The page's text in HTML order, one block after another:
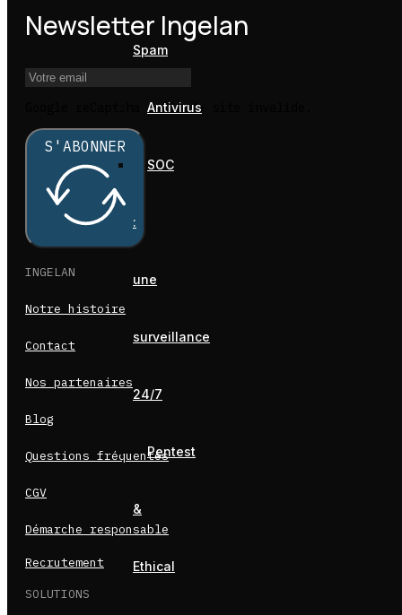
Spam
Antivirus
SOC
:
une
surveillance
24/7
Pentest
&
Ethical
Newsletter Ingelan
Google reCaptcha : Clé de site invalide.
S'ABONNER
INGELAN
Notre histoire
Contact
Nos partenaires
Blog
Questions fréquentes
CGV
Démarche responsable
Recrutement
SOLUTIONS